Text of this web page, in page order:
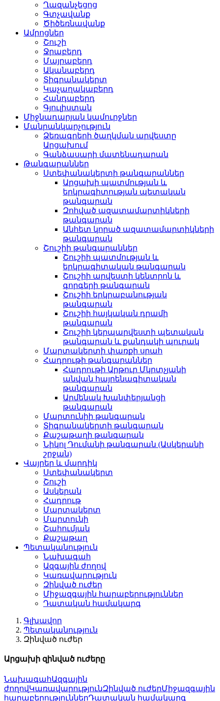
Ղազանչեցոց
Գտչավանք
Ծիծեռնավանք
Ամրոցներ
Շուշի
Ջրաբերդ
Մայրաբերդ
Ականաբերդ
Տիգրանակերտ
Կաչաղակաբերդ
Հանդաբերդ
Գյուլիստան
Միջնադարյան կամուրջներ
Մանրանկարչություն
Ձեռագրերի ծաղկման արվեստը
Արցախում
Գանձասարի մատենադարան
Թանգարաններ
Ստեփանակերտի թանգարաններ
Արցախի պատմության և
երկրագիտության պետական
թանգարան
Զոհված ազատամարտիկների
թանգարան
Անհետ կորած ազատամարտիկների
թանգարան
Շուշիի թանգարաններ
Շուշիի պատմության և
երկրագիտական թանգարան
Շուշիի արվեստի կենտրոն և
գորգերի թանգարան
Շուշիի երկրաբանության
թանգարան
Շուշիի հայկական դրամի
թանգարան
Շուշիի կերպարվեստի պետական
թանգարան և քանդակի պուրակ
Մարտակերտի փառքի սրահ
Հադրութի թանգարաններ
Հադրութի Արթուր Մկրտչյանի
անվան հայրենագիտական
թանգարան
Արմենակ Խանփերյանցի
թանգարան
Մարտունիի թանգարան
Տիգրանակերտի թանգարան
Քաշաթաղի թանգարան
Նիկոլ Դումանի թանգարան (Ասկերանի
շրջան)
Վայրեր և մարդիկ
Ստեփանակերտ
Շուշի
Ասկերան
Հադրութ
Մարտակերտ
Մարտունի
Շահումյան
Քաշաթաղ
Պետականություն
Նախագահ
Ազգային ժողով
Կառավարություն
Զինված ուժեր
Միջազգային հարաբերություններ
Դատական համակարգ
Գլխավոր
Պետականություն
Զինված ուժեր
Արցախի զինված ուժերը
ՆախագահԱզգային
ժողովԿառավարությունԶինված ուժերՄիջազգային
հարաբերություններԴատական համակարգ